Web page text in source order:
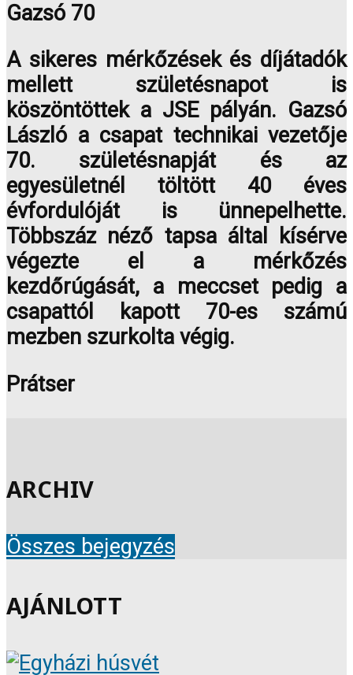
Gazsó 70
A sikeres mérkőzések és díjátadók
mellett születésnapot is
köszöntöttek a JSE pályán. Gazsó
László a csapat technikai vezetője
70. születésnapját és az
egyesületnél töltött 40 éves
évfordulóját is ünnepelhette.
Többszáz néző tapsa által kísérve
végezte el a mérkőzés
kezdőrúgását, a meccset pedig a
csapattól kapott 70-es számú
mezben szurkolta végig.
Prátser
ARCHIV
Összes bejegyzés
AJÁNLOTT